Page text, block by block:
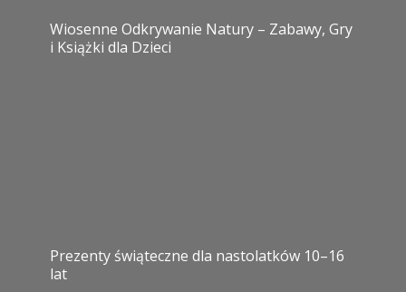
Wiosenne Odkrywanie Natury – Zabawy, Gry
i Książki dla Dzieci
Prezenty świąteczne dla nastolatków 10–16
lat